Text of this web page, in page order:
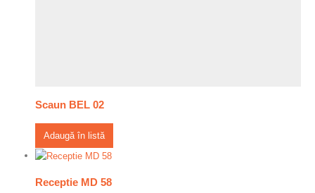
Scaun BEL 02
Adaugă în listă
Receptie MD 58